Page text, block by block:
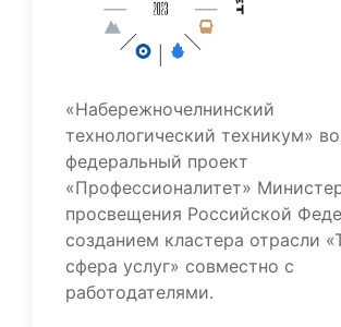
«Набережночелнинский
технологический техникум»
федеральный проект
«Профессионалитет»
просвещения Российской
созданием кластера отрасли
сфера услуг» совместно с
работодателями.